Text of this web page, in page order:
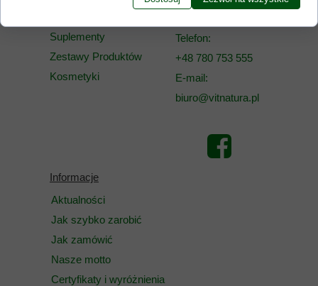
Suplementy
Zestawy Produktów
Kosmetyki
Informacje
Aktualności
Jak szybko zarobić
Jak zamówić
Nasze motto
Certyfikaty i wyróżnienia
Telefon:
+48 780 753 555
E-mail:
biuro@vitnatura.pl